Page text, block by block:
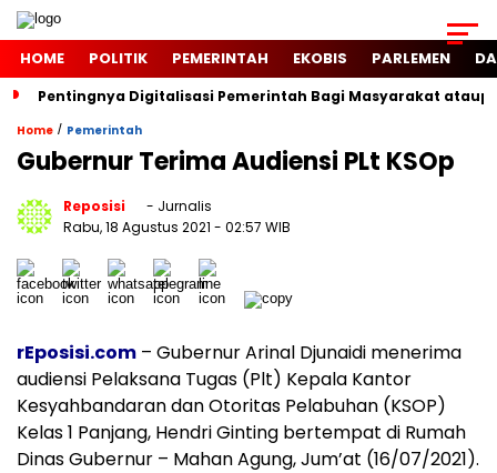
HOME POLITIK PEMERINTAH EKOBIS PARLEMEN
Pentingnya Digitalisasi Pemerintah Bagi Masyarakat
Home / Pemerintah
Gubernur Terima Audiensi PLt KSOp
Reposisi
- Jurnalis
Rabu, 18 Agustus 2021 - 02:57 WIB
rEposisi.com – Gubernur Arinal Djunaidi menerima
audiensi Pelaksana Tugas (Plt) Kepala Kantor
Kesyahbandaran dan Otoritas Pelabuhan (KSOP)
Kelas 1 Panjang, Hendri Ginting bertempat di Rumah
Dinas Gubernur – Mahan Agung, Jum’at (16/07/2021).